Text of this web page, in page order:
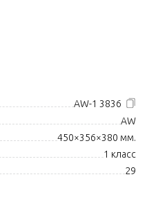
AW-1 3836
AW
450×356×380 мм.
1 класс
29